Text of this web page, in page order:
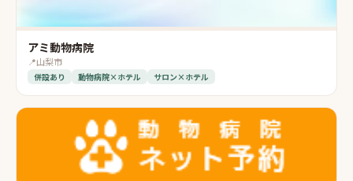
アミ動物病院
📍山梨市
併設あり 動物病院×ホテル サロン×ホテル